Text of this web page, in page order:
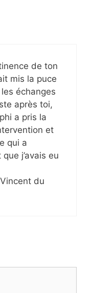
de ton
mis la puce
échanges
après toi,
a pris la
et
qui a
j’avais eu
du